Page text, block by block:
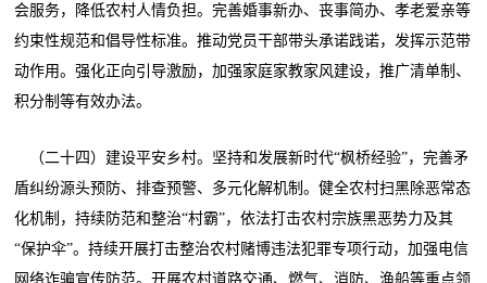
会服务，降低农村人情负担。完善婚事新办、丧事简办、孝老爱亲等
约束性规范和倡导性标准。推动党员干部带头承诺践诺，发挥示范带
动作用。强化正向引导激励，加强家庭家教家风建设，推广清单制、
积分制等有效办法。
（二十四）建设平安乡村。坚持和发展新时代“枫桥经验”，完善矛
盾纠纷源头预防、排查预警、多元化解机制。健全农村扫黑除恶常态
化机制，持续防范和整治“村霸”，依法打击农村宗族黑恶势力及其
“保护伞”。持续开展打击整治农村赌博违法犯罪专项行动，加强电信
网络诈骗宣传防范。开展农村道路交通、燃气、消防、渔船等重点领